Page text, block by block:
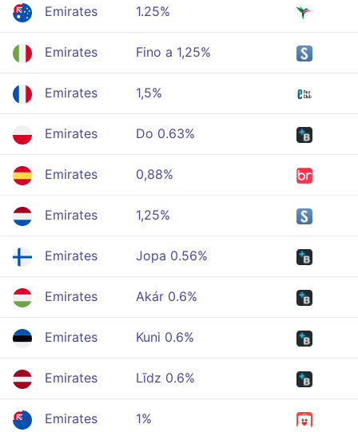
Emirates 1.25%
Emirates Fino a 1,25%
Emirates 1,5%
Emirates Do 0.63%
Emirates 0,88%
Emirates 1,25%
Emirates Jopa 0.56%
Emirates Akár 0.6%
Emirates Kuni 0.6%
Emirates Līdz 0.6%
Emirates 1%